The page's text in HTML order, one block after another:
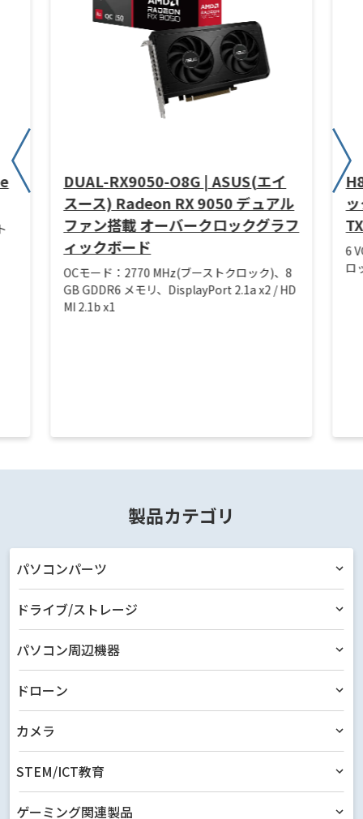
DUAL-RX9050-O8G | ASUS(エイ
スース) Radeon RX 9050 デュアル
ファン搭載 オーバークロックグラフ
ィックボード
OCモード：2770 MHz(ブーストクロック)、8
GB GDDR6 メモリ、DisplayPort 2.1a x2 / HD
MI 2.1b x1
6
ロ
製品カテゴリ
パソコンパーツ
ドライブ/ストレージ
パソコン周辺機器
ドローン
カメラ
STEM/ICT教育
ゲーミング関連製品